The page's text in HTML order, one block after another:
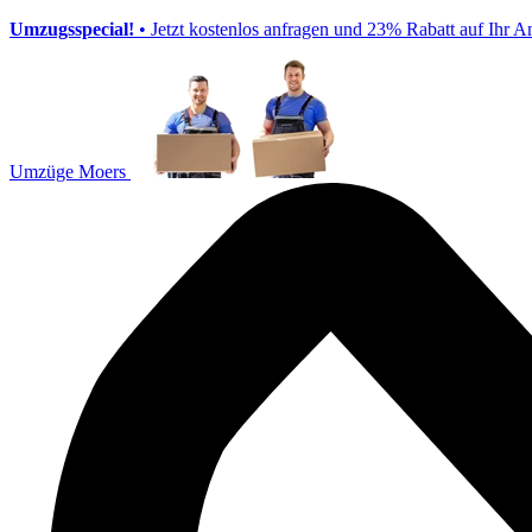
Umzugsspecial! • Jetzt kostenlos anfragen und 23% Rabatt auf Ihr
Umzüge Moers